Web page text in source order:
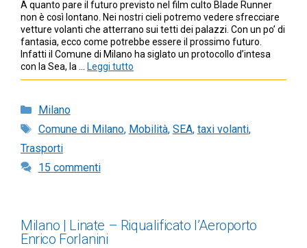
A quanto pare il futuro previsto nel film culto Blade Runner
non è così lontano. Nei nostri cieli potremo vedere sfrecciare
vetture volanti che atterrano sui tetti dei palazzi. Con un po’ di
fantasia, ecco come potrebbe essere il prossimo futuro.
Infatti il Comune di Milano ha siglato un protocollo d’intesa
con la Sea, la …
Leggi tutto
Categorie
Milano
Tag
Comune di Milano, Mobilità, SEA, taxi volanti,
Trasporti
15 commenti
Milano | Linate – Riqualificato l’Aeroporto
Enrico Forlanini